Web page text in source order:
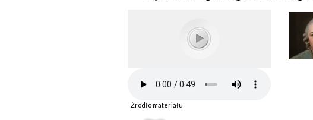
Źródło materiału